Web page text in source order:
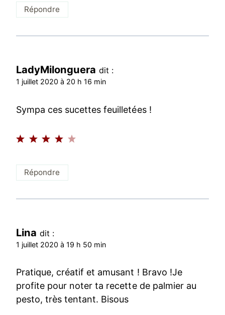
Répondre
LadyMilonguera dit :
1 juillet 2020 à 20 h 16 min
Sympa ces sucettes feuilletées !
Répondre
Lina dit :
1 juillet 2020 à 19 h 50 min
Pratique, créatif et amusant ! Bravo !Je
profite pour noter ta recette de palmier au
pesto, très tentant. Bisous